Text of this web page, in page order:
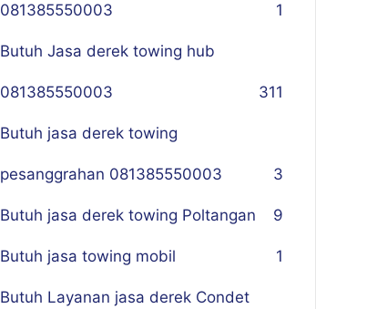
081385550003 1
Butuh Jasa derek towing hub
081385550003 311
Butuh jasa derek towing
pesanggrahan 081385550003 3
Butuh jasa derek towing Poltangan 9
Butuh jasa towing mobil 1
Butuh Layanan jasa derek Condet